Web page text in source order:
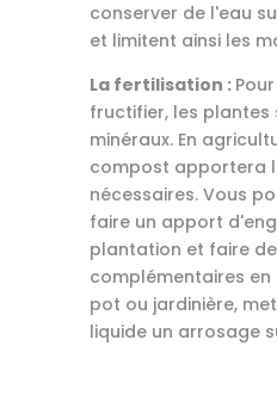
conserver de l'eau
et limitent ainsi les
La fertilisation :
fructifier, les plantes
minéraux. En
compost apportera
nécessaires. Vous
faire un apport
plantation et faire
complémentaires en
pot ou jardinière,
liquide un arrosage